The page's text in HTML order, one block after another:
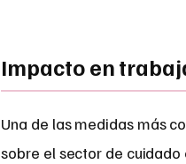
Impacto en
Una de las medidas más
sobre el sector de cuidado